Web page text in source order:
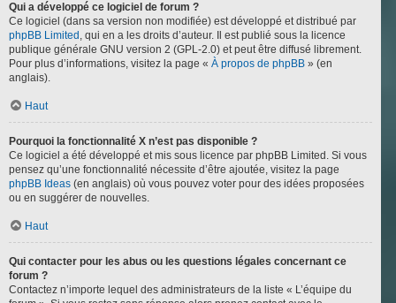
Qui a développé ce logiciel de forum ?
Ce logiciel (dans sa version non modifiée) est développé et distribué par
phpBB Limited , qui en a les droits d’auteur. Il est publié sous la licence
publique générale GNU version 2 (GPL-2.0) et peut être diffusé librement.
Pour plus d’informations, visitez la page « À propos de phpBB » (en
anglais).
Haut
Pourquoi la fonctionnalité X n’est pas disponible ?
Ce logiciel a été développé et mis sous licence par phpBB Limited. Si vous
pensez qu’une fonctionnalité nécessite d’être ajoutée, visitez la page
phpBB Ideas (en anglais) où vous pouvez voter pour des idées proposées
ou en suggérer de nouvelles.
Haut
Qui contacter pour les abus ou les questions légales concernant ce
forum ?
Contactez n’importe lequel des administrateurs de la liste « L’équipe du